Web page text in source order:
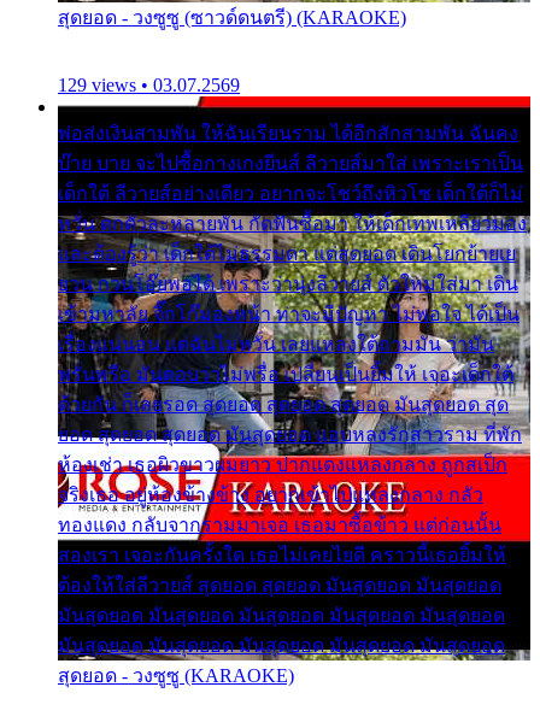
สุดยอด - วงซูซู (ซาวด์ดนตรี) (KARAOKE)
129 views • 03.07.2569
พ่อส่งเงินสามพัน ให้ฉันเรียนราม ได้อีกสักสามพัน ฉันคง
บ๊าย บาย จะไปซื้อกางเกงยีนส์ ลีวายส์มาใส่ เพราะเราเป็น
เด็กใต้ ลีวายส์อย่างเดียว อยากจะโชว์ถึงหิวโซ เด็กใต้ก็ไม่
หวั่น ตกตัวละหลายพัน กัดฟันซื้อมา ให้เด็กเทพเหลียวมอง
และต้องรู้ว่า เด็กใต้ไม่ธรรมดา แต่สุดยอด เดินโยกย้ายเย
ยวน กวนโอ๊ยพอได้ เพราะว่านุ่งลีวายส์ ตัวใหม่ใส่มา เดิน
เข้ามหาลัย จิ๊กโก๊มองหน้า ท่าจะมีปัญหา ไม่พอใจ ได้เป็น
เรื่องแน่นอน แต่ฉันไม่หวั่น เลยแหลงใต้ถามมัน ว่ามัน
พรั่นพรือ มันตอบว่าไม่พรื่อ เปลี่ยนเป็นยิ้มให้ เจอะเด็กใต้
ด้วยกัน ก็เลยรอด สุดยอด สุดยอด สุดยอด มันสุดยอด สุด
ยอด สุดยอด สุดยอด มันสุดยอด แอบหลงรักสาวราม ที่พัก
ห้องเช่า เธอผิวขาวผมยาว ปากแดงแหลงกลาง ถูกสเป็ก
จริงเธอ อยู่ห้องข้างข้าง อยากเข้าไปแหลงกลาง กลัว
ทองแดง กลับจากรามมาเจอ เธอมาซื้อข้าว แต่ก่อนนั้น
สองเรา เจอะกันครั้งใด เธอไม่เคยไยดี คราวนี้เธอยิ้มให้
ต้องให้ใส่ลีวายส์ สุดยอด สุดยอด มันสุดยอด มันสุดยอด
มันสุดยอด มันสุดยอด มันสุดยอด มันสุดยอด มันสุดยอด
มันสุดยอด มันสุดยอด มันสุดยอด มันสุดยอด มันสุดยอด
สุดยอด - วงซูซู (KARAOKE)